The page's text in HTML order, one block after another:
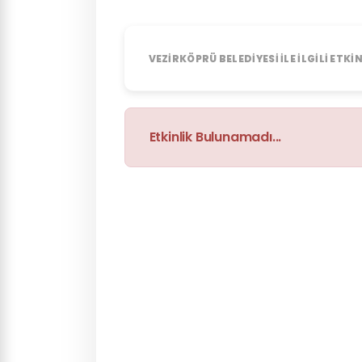
VEZIRKÖPRÜ BELEDIYESI ILE ILGILI
Etkinlik Bulunamadı...